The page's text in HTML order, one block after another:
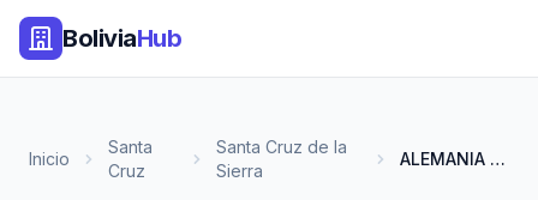
BoliviaHub
Inicio
Santa
Cruz
Santa Cruz de la
Sierra
ALEMANIA S.R.L.